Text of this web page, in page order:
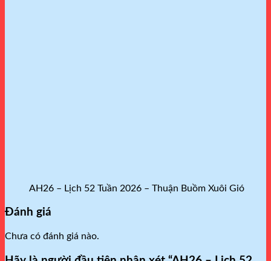
AH26 – Lịch 52 Tuần 2026 – Thuận Buồm Xuôi Gió
Đánh giá
Chưa có đánh giá nào.